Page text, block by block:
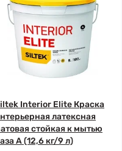
Interior Elite Краска
латексная
стойкая к мытью
А (12,6 кг/9 л)